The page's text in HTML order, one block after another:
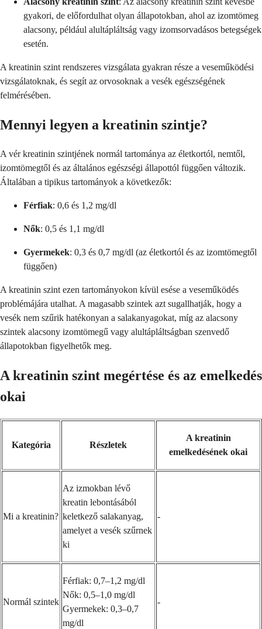
gyakori, de előfordulhat olyan állapotokban, ahol az izomtömeg
alacsony, például alultápláltság vagy izomsorvadásos betegségek
esetén.
A kreatinin szint rendszeres vizsgálata gyakran része a veseműködési
vizsgálatoknak, és segít az orvosoknak a vesék egészségének
felmérésében.
Mennyi legyen a kreatinin szintje?
A vér kreatinin szintjének normál tartománya az életkortól, nemtől,
izomtömegtől és az általános egészségi állapottól függően változik.
Általában a tipikus tartományok a következők:
Férfiak: 0,6 és 1,2 mg/dl
Nők: 0,5 és 1,1 mg/dl
Gyermekek: 0,3 és 0,7 mg/dl (az életkortól és az izomtömegtől
függően)
A kreatinin szint ezen tartományokon kívül esése a veseműködés
problémájára utalhat. A magasabb szintek azt sugallhatják, hogy a
vesék nem szűrik hatékonyan a salakanyagokat, míg az alacsony
szintek alacsony izomtömegű vagy alultápláltságban szenvedő
állapotokban figyelhetők meg.
A kreatinin szint megértése és az emelkedés
okai
Kategória Részletek
A kreatinin
emelkedésének okai
Mi a kreatinin?
Az izmokban lévő
kreatin lebontásából
keletkező salakanyag,
amelyet a vesék szűrnek
ki
-
Normál szintek
Férfiak: 0,7–1,2 mg/dl
Nők: 0,5–1,0 mg/dl
Gyermekek: 0,3–0,7
mg/dl
-